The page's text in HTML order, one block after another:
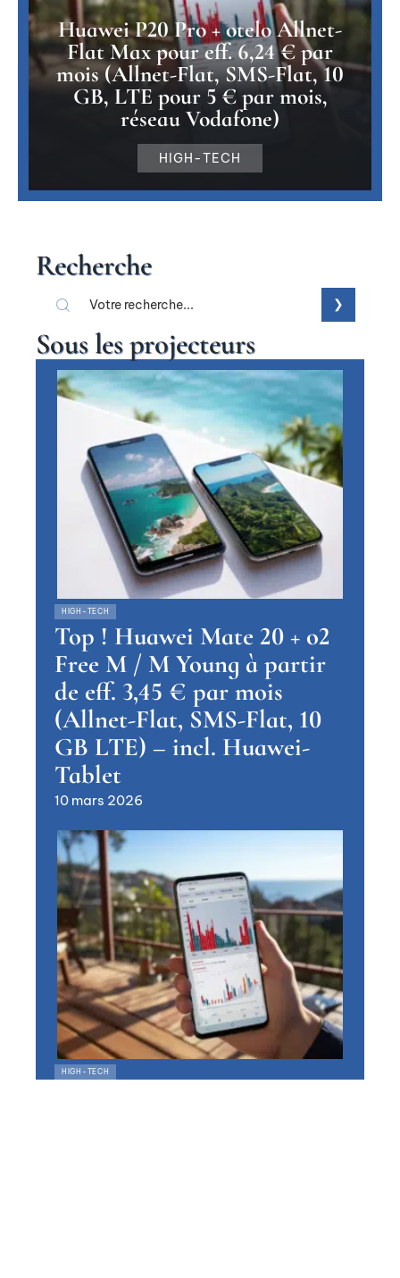
Huawei P20 Pro + otelo Allnet-
Flat Max pour eff. 6,24 € par
mois (Allnet-Flat, SMS-Flat, 10
GB, LTE pour 5 € par mois,
réseau Vodafone)
HIGH-TECH
Recherche
Sous les projecteurs
HIGH-TECH
Top ! Huawei Mate 20 + o2
Free M / M Young à partir
de eff. 3,45 € par mois
(Allnet-Flat, SMS-Flat, 10
GB LTE) – incl. Huawei-
Tablet
10 mars 2026
HIGH-TECH